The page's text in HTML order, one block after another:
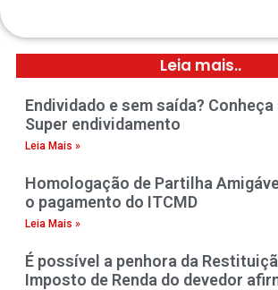
Leia mais..
Endividado e sem saída? Conheça
Super endividamento
Leia Mais »
Homologação de Partilha
o pagamento do ITCMD
Leia Mais »
É possível a penhora da
Imposto de Renda do devedor